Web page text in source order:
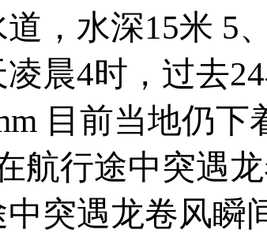
，水深15米 5
4时，过去24
目前当地仍
航行途中突
突遇龙卷风瞬